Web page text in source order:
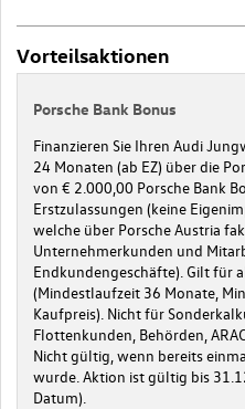
Vorteilsaktionen
Porsche Bank Bonus
Finanzieren Sie Ihren Audi
24 Monaten (ab EZ) über die
von € 2.000,00 Porsche Bank
Erstzulassungen (keine
welche über Porsche Austria
Unternehmerkunden und
Endkundengeschäfte). Gilt für
(Mindestlaufzeit 36 Monate,
Kaufpreis). Nicht für
Flottenkunden, Behörden,
Nicht gültig, wenn bereits
wurde. Aktion ist gültig bis
Datum).